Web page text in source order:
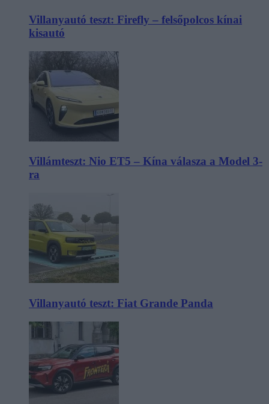
Villanyautó teszt: Firefly – felsőpolcos kínai
kisautó
Villámteszt: Nio ET5 – Kína válasza a Model 3-
ra
Villanyautó teszt: Fiat Grande Panda